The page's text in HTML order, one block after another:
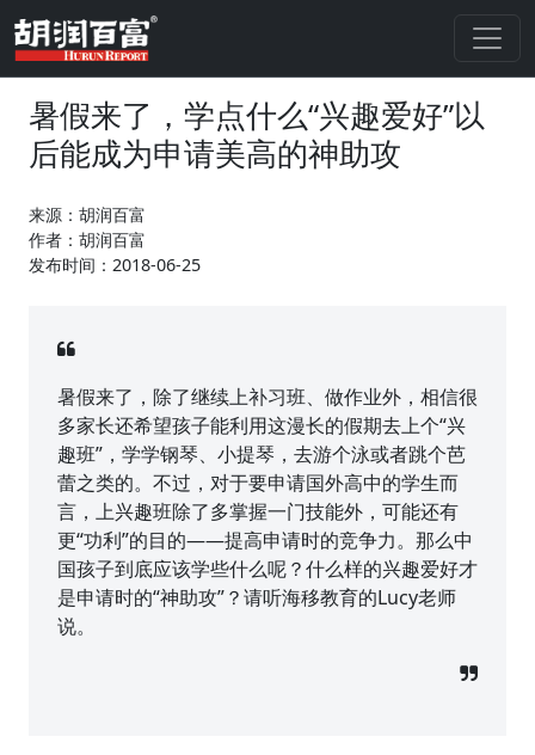
暑假来了，学点什么“兴趣爱好”以
后能成为申请美高的神助攻
来源：胡润百富
作者：胡润百富
发布时间：2018-06-25
暑假来了，除了继续上补习班、做作业外，相信很
多家长还希望孩子能利用这漫长的假期去上个“兴
趣班”，学学钢琴、小提琴，去游个泳或者跳个芭
蕾之类的。不过，对于要申请国外高中的学生而
言，上兴趣班除了多掌握一门技能外，可能还有
更“功利”的目的——提高申请时的竞争力。那么中
国孩子到底应该学些什么呢？什么样的兴趣爱好才
是申请时的“神助攻”？请听海移教育的Lucy老师
说。